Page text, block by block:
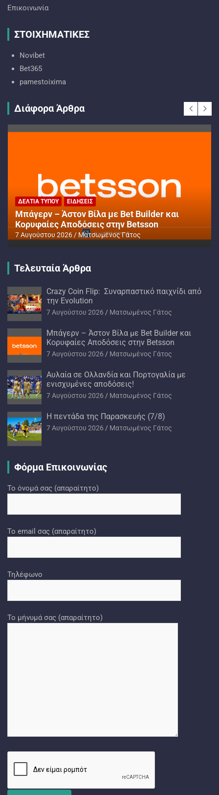
Επικοινωνία
ΣΤΟΙΧΗΜΑΤΙΚΕΣ
Novibet
Bet365
pamestoixima
Διάφορα Άρθρα
ΔΕΛΤΊΑ ΤΎΠΟΥ ΕΙΔΉΣΕΙΣ
Μπάγερν – Άστον Βίλα με Bet Builder και
Κορυφαίες Αποδόσεις στην Betsson
7 Αυγούστου 2026 Ματσωμένος Γάτος
Τελευταία Άρθρα
Crazy Coin Flip: Συναρπαστικό παιχνίδι από
την Evolution
7 Αυγούστου 2026 Ματσωμένος Γάτος
Μπάγερν – Άστον Βίλα με Bet Builder και
Κορυφαίες Αποδόσεις στην Betsson
7 Αυγούστου 2026 Ματσωμένος Γάτος
Αυλαία σε Ολλανδία και Πορτογαλία με
ενισχυμένες αποδόσεις!
7 Αυγούστου 2026 Ματσωμένος Γάτος
H πεντάδα της Παρασκευής (7/8)
7 Αυγούστου 2026 Ματσωμένος Γάτος
Φόρμα Επικοινωνίας
Το όνομά σας (απαραίτητο)
Το email σας (απαραίτητο)
Τηλέφωνο
Το μήνυμά σας (απαραίτητο)